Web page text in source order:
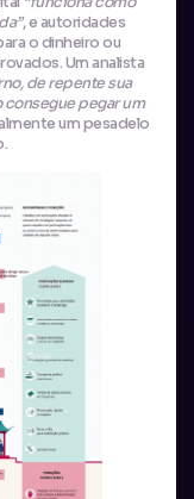
, e autoridades
o dinheiro ou
Um analista
de repente sua
pegar um
um pesadelo